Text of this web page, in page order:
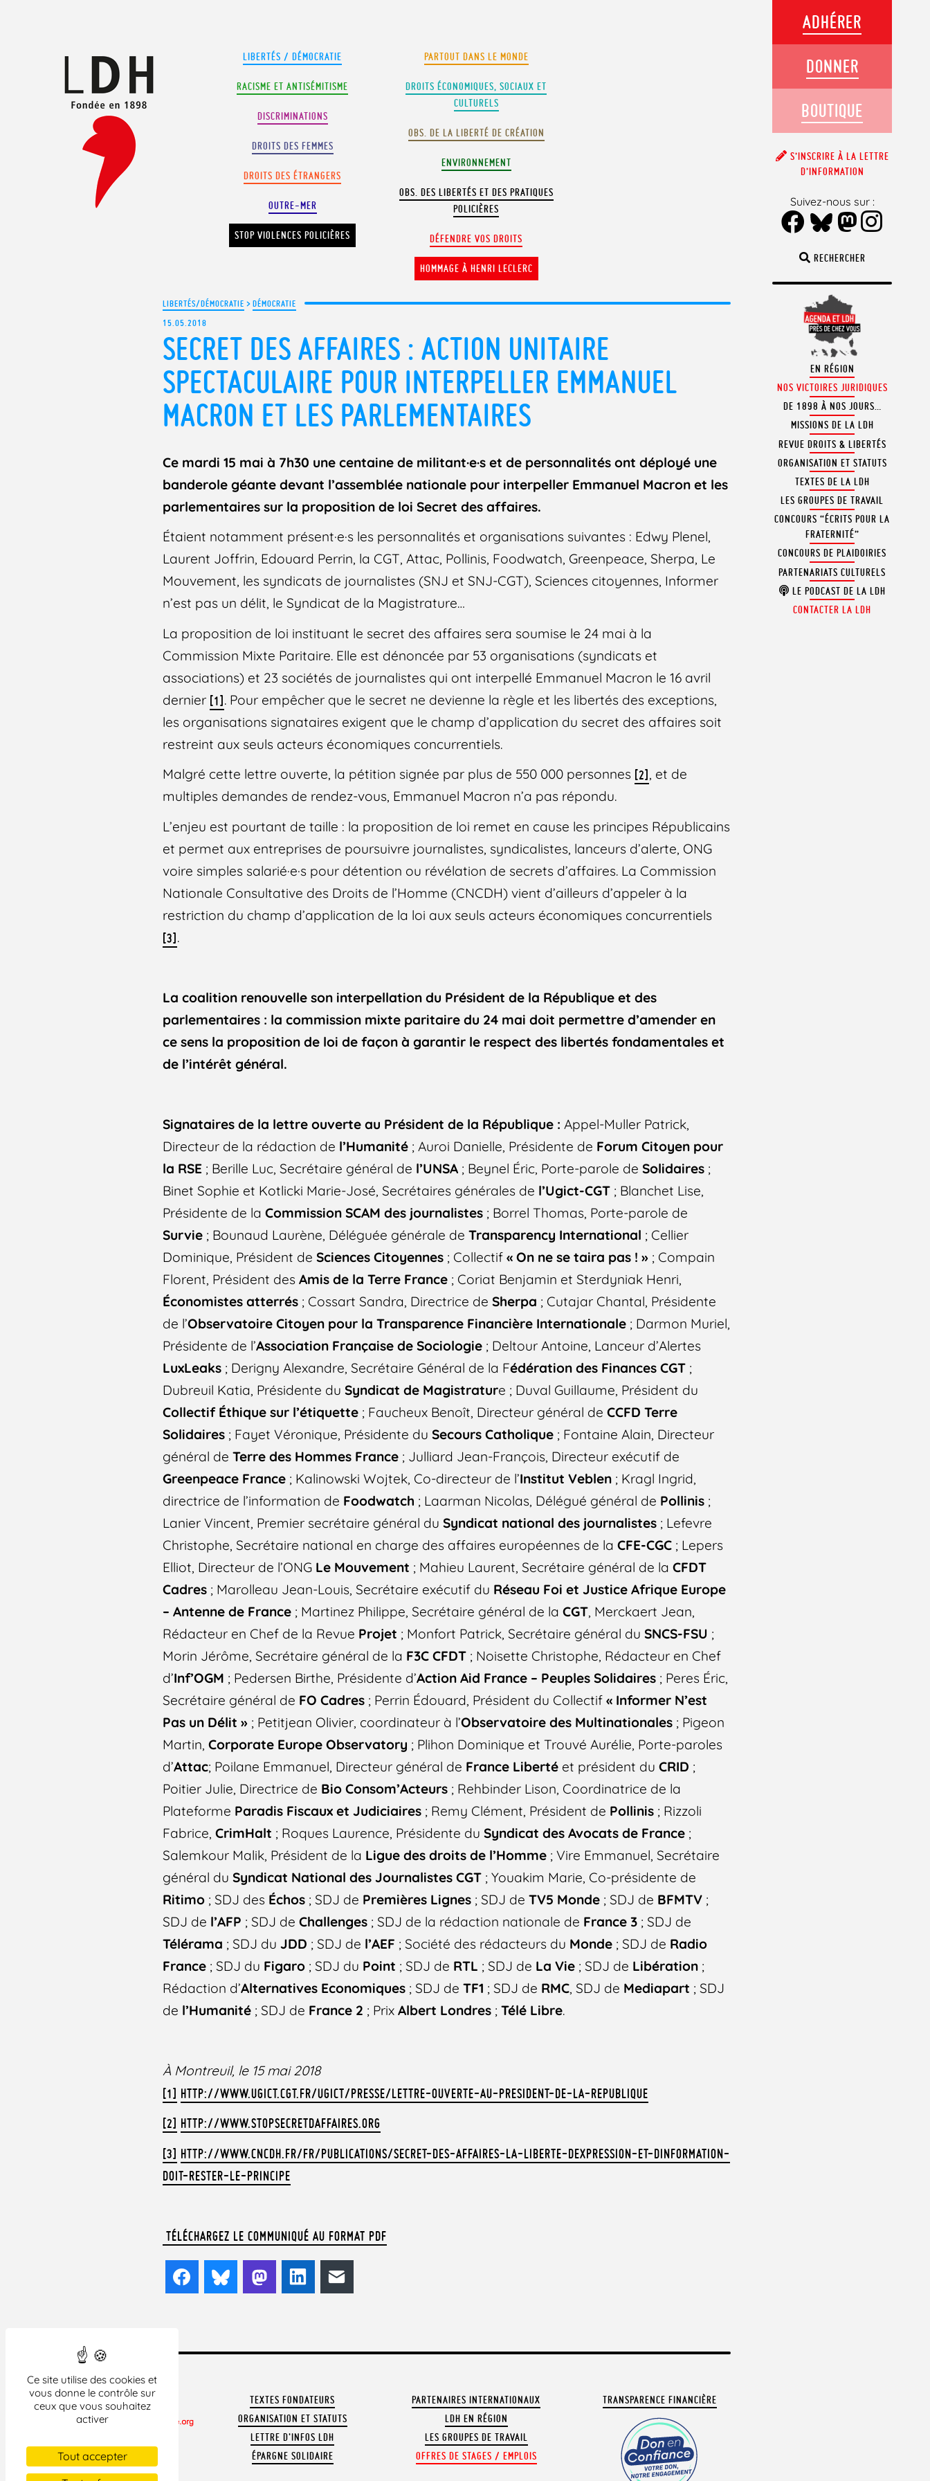
Ce site utilise des cookies et
vous donne le contrôle sur
ceux que vous souhaitez
activer
Tout accepter
LIBERTÉS / DÉMOCRATIE
RACISME ET ANTISÉMITISME
DISCRIMINATIONS
DROITS DES FEMMES
DROITS DES ÉTRANGERS
OUTRE-MER
STOP VIOLENCES POLICIÈRES
PARTOUT DANS LE MONDE
DROITS ÉCONOMIQUES, SOCIAUX ET
CULTURELS
OBS. DE LA LIBERTÉ DE CRÉATION
ENVIRONNEMENT
OBS. DES LIBERTÉS ET DES PRATIQUES
POLICIÈRES
DÉFENDRE VOS DROITS
HOMMAGE À HENRI LECLERC
LIBERTÉS/DÉMOCRATIE >DÉMOCRATIE
15.05.2018
SECRET DES AFFAIRES : ACTION UNITAIRE
SPECTACULAIRE POUR INTERPELLER EMMANUEL
MACRON ET LES PARLEMENTAIRES
Ce mardi 15 mai à 7h30 une centaine de militant·e·s et de personnalités ont déployé une
banderole géante devant l’assemblée nationale pour interpeller Emmanuel Macron et les
parlementaires sur la proposition de loi Secret des affaires.
Étaient notamment présent·e·s les personnalités et organisations suivantes : Edwy Plenel,
Laurent Joffrin, Edouard Perrin, la CGT, Attac, Pollinis, Foodwatch, Greenpeace, Sherpa, Le
Mouvement, les syndicats de journalistes (SNJ et SNJ-CGT), Sciences citoyennes, Informer
n’est pas un délit, le Syndicat de la Magistrature…
La proposition de loi instituant le secret des affaires sera soumise le 24 mai à la
Commission Mixte Paritaire. Elle est dénoncée par 53 organisations (syndicats et
associations) et 23 sociétés de journalistes qui ont interpellé Emmanuel Macron le 16 avril
dernier [1]. Pour empêcher que le secret ne devienne la règle et les libertés des exceptions,
les organisations signataires exigent que le champ d’application du secret des affaires soit
restreint aux seuls acteurs économiques concurrentiels.
Malgré cette lettre ouverte, la pétition signée par plus de 550 000 personnes [2], et de
multiples demandes de rendez-vous, Emmanuel Macron n’a pas répondu.
L’enjeu est pourtant de taille : la proposition de loi remet en cause les principes Républicains
et permet aux entreprises de poursuivre journalistes, syndicalistes, lanceurs d’alerte, ONG
voire simples salarié·e·s pour détention ou révélation de secrets d’affaires. La Commission
Nationale Consultative des Droits de l’Homme (CNCDH) vient d’ailleurs d’appeler à la
restriction du champ d’application de la loi aux seuls acteurs économiques concurrentiels
[3].
La coalition renouvelle son interpellation du Président de la République et des
parlementaires : la commission mixte paritaire du 24 mai doit permettre d’amender en
ce sens la proposition de loi de façon à garantir le respect des libertés fondamentales et
de l’intérêt général.
Signataires de la lettre ouverte au Président de la République :Appel-Muller Patrick,
Directeur de la rédaction de l’Humanité ; Auroi Danielle, Présidente de Forum Citoyen pour
la RSE ; Berille Luc, Secrétaire général de l’UNSA ; Beynel Éric, Porte-parole deSolidaires ;
Binet Sophie et Kotlicki Marie-José, Secrétaires générales de l’Ugict-CGT ; Blanchet Lise,
Présidente de laCommission SCAM des journalistes ; Borrel Thomas, Porte-parole de
Survie ; Bounaud Laurène, Déléguée générale deTransparency International ; Cellier
Dominique, Président deSciences Citoyennes ; Collectif« On ne se taira pas ! » ; Compain
Florent, Président desAmis de la Terre France ; Coriat Benjamin et Sterdyniak Henri,
Économistes atterrés ; Cossart Sandra, Directrice deSherpa ; Cutajar Chantal, Présidente
de l’Observatoire Citoyen pour la Transparence Financière Internationale ; Darmon Muriel,
Présidente de l’Association Française de Sociologie ; Deltour Antoine, Lanceur d’Alertes
LuxLeaks ; Derigny Alexandre, Secrétaire Général de la Fédération des Finances CGT ;
Dubreuil Katia, Présidente duSyndicat de Magistrature ; Duval Guillaume, Président du
Collectif Éthique sur l’étiquette ; Faucheux Benoît, Directeur général deCCFD Terre
Solidaires ; Fayet Véronique, Présidente duSecours Catholique ; Fontaine Alain, Directeur
général deTerre des Hommes France ; Julliard Jean-François, Directeur exécutif de
Greenpeace France ; Kalinowski Wojtek, Co-directeur de l’Institut Veblen ; Kragl Ingrid,
directrice de l’information de Foodwatch ; Laarman Nicolas, Délégué général de Pollinis ;
Lanier Vincent, Premier secrétaire général duSyndicat national des journalistes ; Lefevre
Christophe, Secrétaire national en charge des affaires européennes de laCFE-CGC ; Lepers
Elliot, Directeur de l’ONG Le Mouvement ; Mahieu Laurent, Secrétaire général de laCFDT
Cadres ; Marolleau Jean-Louis, Secrétaire exécutif du Réseau Foi et Justice Afrique Europe
– Antenne de France ; Martinez Philippe, Secrétaire général de la CGT, Merckaert Jean,
Rédacteur en Chef de la Revue Projet ; Monfort Patrick, Secrétaire général duSNCS-FSU ;
Morin Jérôme, Secrétaire général de la F3C CFDT ; Noisette Christophe, Rédacteur en Chef
d’Inf’OGM ; Pedersen Birthe, Présidente d’Action Aid France – Peuples Solidaires ; Peres Éric,
Secrétaire général de FO Cadres ; Perrin Édouard, Président du Collectif« Informer N’est
Pas un Délit » ; Petitjean Olivier, coordinateur à l’Observatoire des Multinationales ; Pigeon
Martin,Corporate Europe Observatory ; Plihon Dominique et Trouvé Aurélie, Porte-paroles
d’Attac; Poilane Emmanuel, Directeur général de France Liberté et président duCRID ;
Poitier Julie, Directrice de Bio Consom’Acteurs ; Rehbinder Lison, Coordinatrice de la
Plateforme Paradis Fiscaux et Judiciaires ; Remy Clément, Président de Pollinis ; Rizzoli
Fabrice,CrimHalt ; Roques Laurence, Présidente duSyndicat des Avocats de France ;
Salemkour Malik, Président de la Ligue des droits de l’Homme ; Vire Emmanuel, Secrétaire
général duSyndicat National des Journalistes CGT ; Youakim Marie, Co-présidente de
Ritimo ; SDJ des Échos ; SDJ de Premières Lignes ; SDJ deTV5 Monde ; SDJ de BFMTV ;
SDJ de l’AFP ; SDJ deChallenges ; SDJ de la rédaction nationale de France 3 ; SDJ de
Télérama ; SDJ duJDD ; SDJ de l’AEF ; Société des rédacteurs du Monde ; SDJ de Radio
France ; SDJ du Figaro ; SDJ du Point ; SDJ de RTL ; SDJ de La Vie ; SDJ de Libération ;
Rédaction d’Alternatives Economiques ; SDJ deTF1 ; SDJ de RMC, SDJ de Mediapart ; SDJ
de l’Humanité ; SDJ de France 2 ; PrixAlbert Londres ;Télé Libre.
À Montreuil, le 15 mai 2018
[1] HTTP://WWW.UGICT.CGT.FR/UGICT/PRESSE/LETTRE-OUVERTE-AU-PRESIDENT-DE-LA-REPUBLIQUE
[2] HTTP://WWW.STOPSECRETDAFFAIRES.ORG
[3] HTTP://WWW.CNCDH.FR/FR/PUBLICATIONS/SECRET-DES-AFFAIRES-LA-LIBERTE-DEXPRESSION-ET-DINFORMATION-
DOIT-RESTER-LE-PRINCIPE
TÉLÉCHARGEZ LE COMMUNIQUÉ AU FORMAT PDF
FacebookBlueskyMastodonLinkedIn
CONTACTER LA LDH
REVUE DE PRESSE
TEXTES FONDATEURS
ORGANISATION ET STATUTS
LETTRE D'INFOS LDH
ÉPARGNE SOLIDAIRE
PARTENAIRES INTERNATIONAUX
LDH EN RÉGION
LES GROUPES DE TRAVAIL
OFFRES DE STAGES / EMPLOIS
TRANSPARENCE FINANCIÈRE
RECHERCHER
EN RÉGION
NOS VICTOIRES JURIDIQUES
DE 1898 À NOS JOURS…
MISSIONS DE LA LDH
REVUE DROITS & LIBERTÉS
ORGANISATION ET STATUTS
TEXTES DE LA LDH
LES GROUPES DE TRAVAIL
CONCOURS “ÉCRITS POUR LA
FRATERNITÉ”
CONCOURS DE PLAIDOIRIES
PARTENARIATS CULTURELS
LE PODCAST DE LA LDH
CONTACTER LA LDH
ADHÉRER
DONNER
BOUTIQUE
S’INSCRIRE À LA LETTRE
D’INFORMATION
Suivez-nous sur :